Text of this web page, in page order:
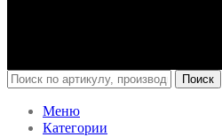
Поиск
Меню
Категории